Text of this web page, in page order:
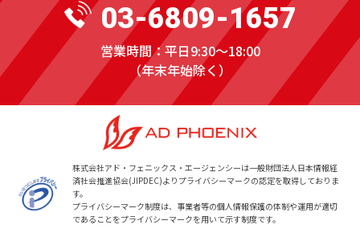
03-6809-1657
営業時間：平日9:30〜18:00
（年末年始除く）
株式会社アド・フェニックス・エージェンシーは一般財団法人日本情報経
済社会推進協会(JIPDEC)より プライバシーマークの認定を取得しておりま
す。
プライバシーマーク制度は、事業者等の個人情報保護の体制や運用が適切
であることをプライバシーマークを用いて示す制度です。